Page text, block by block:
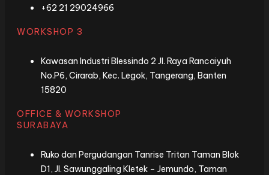
+62 21 29024966
WORKSHOP 3
Kawasan Industri Blessindo 2 Jl. Raya Rancaiyuh
No.P6, Cirarab, Kec. Legok, Tangerang, Banten
15820
OFFICE & WORKSHOP
SURABAYA
Ruko dan Pergudangan Tanrise Tritan Taman Blok
D1, Jl. Sawunggaling Kletek – Jemundo, Taman